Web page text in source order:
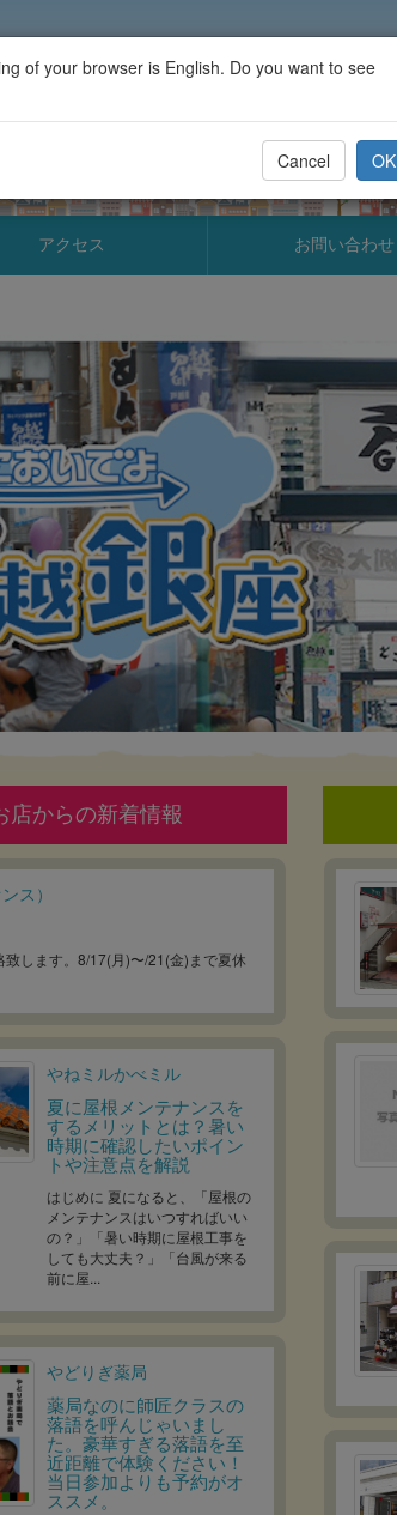
アクセス お問い合わせ
店からの新着情報
ス）
します。8/17(月)〜/21(金)まで夏休
やねミルかべミル
夏に屋根メンテナンスを
するメリットとは？暑い
時期に確認したいポイン
トや注意点を解説
はじめに 夏になると、「屋根の
メンテナンスはいつすればいい
の？」「暑い時期に屋根工事を
しても大丈夫？」「台風が来る
前に屋...
やどりぎ薬局
薬局なのに師匠クラスの
落語を呼んじゃいまし
た。豪華すぎる落語を至
近距離で体験ください！
当日参加よりも予約がオ
ススメ。
of your browser is English. Do you want to see
Cancel OK